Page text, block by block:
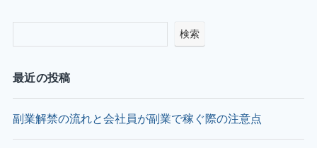
検索
最近の投稿
副業解禁の流れと会社員が副業で稼ぐ際の注意点